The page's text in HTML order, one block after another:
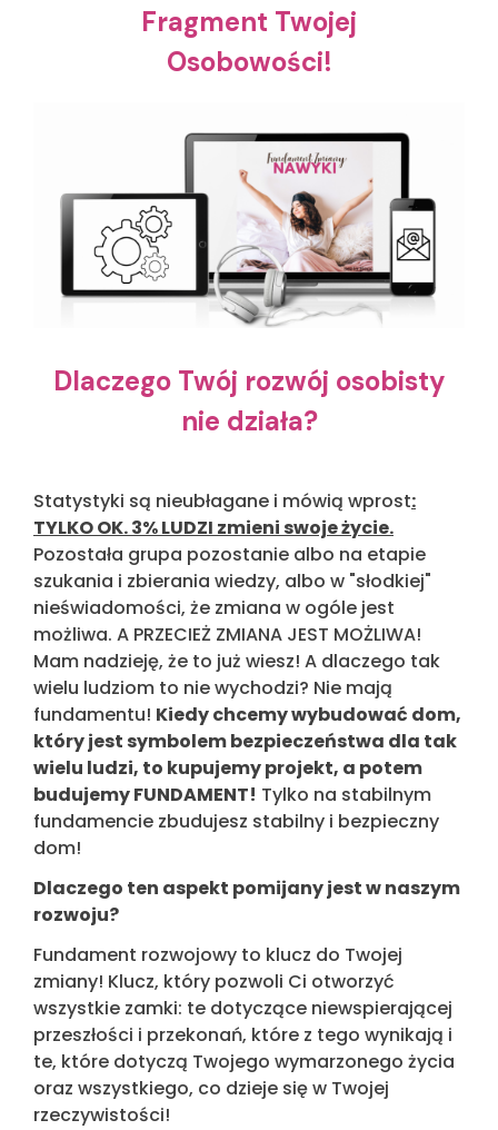
Fragment Twojej
Osobowości!
Dlaczego Twój rozwój osobisty
nie działa?
Statystyki są nieubłagane i mówią wprost:
TYLKO OK. 3% LUDZI zmieni swoje życie.
Pozostała grupa pozostanie albo na etapie
szukania i zbierania wiedzy, albo w "słodkiej"
nieświadomości, że zmiana w ogóle jest
możliwa. A PRZECIEŻ ZMIANA JEST MOŻLIWA!
Mam nadzieję, że to już wiesz! A dlaczego tak
wielu ludziom to nie wychodzi? Nie mają
fundamentu! Kiedy chcemy wybudować dom,
który jest symbolem bezpieczeństwa dla tak
wielu ludzi, to kupujemy projekt, a potem
budujemy FUNDAMENT! Tylko na stabilnym
fundamencie zbudujesz stabilny i bezpieczny
dom!
Dlaczego ten aspekt pomijany jest w naszym
rozwoju?
Fundament rozwojowy to klucz do Twojej
zmiany! Klucz, który pozwoli Ci otworzyć
wszystkie zamki: te dotyczące niewspierającej
przeszłości i przekonań, które z tego wynikają i
te, które dotyczą Twojego wymarzonego życia
oraz wszystkiego, co dzieje się w Twojej
rzeczywistości!